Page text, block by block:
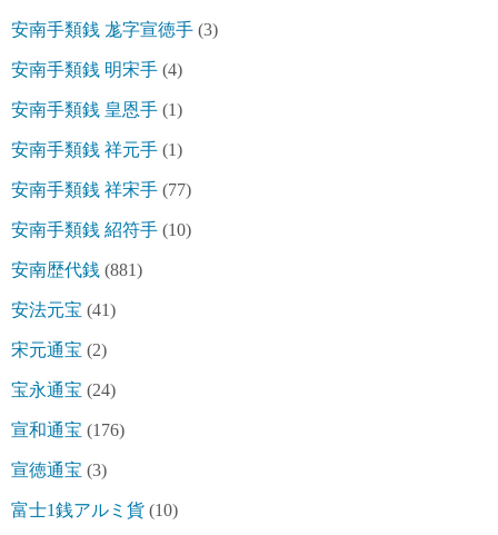
安南手類銭 尨字宣徳手 (3)
安南手類銭 明宋手 (4)
安南手類銭 皇恩手 (1)
安南手類銭 祥元手 (1)
安南手類銭 祥宋手 (77)
安南手類銭 紹符手 (10)
安南歴代銭 (881)
安法元宝 (41)
宋元通宝 (2)
宝永通宝 (24)
宣和通宝 (176)
宣徳通宝 (3)
富士1銭アルミ貨 (10)